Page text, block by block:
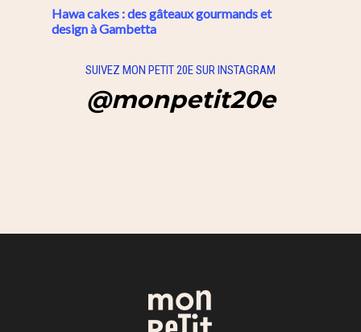
Hawa cakes : des gâteaux gourmands et
design à Gambetta
SUIVEZ MON PETIT 20E SUR INSTAGRAM
@monpetit20e